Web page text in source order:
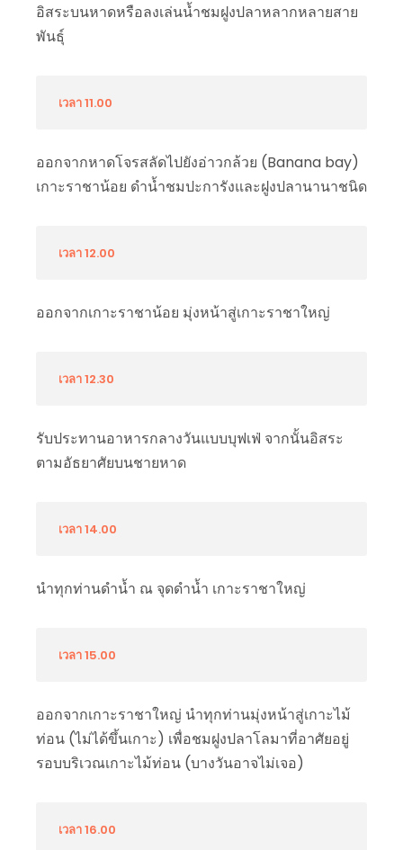
อิสระบนหาดหรือลงเล่นน้ำชมฝูงปลาหลากหลายสาย
พันธุ์
เวลา 11.00
ออกจากหาดโจรสลัดไปยังอ่าวกล้วย (Banana bay)
เกาะราชาน้อย ดำน้ำชมปะการังและฝูงปลานานาชนิด
เวลา 12.00
ออกจากเกาะราชาน้อย มุ่งหน้าสู่เกาะราชาใหญ่
เวลา 12.30
รับประทานอาหารกลางวันแบบบุฟเฟ่ จากนั้นอิสระ
ตามอัธยาศัยบนชายหาด
เวลา 14.00
นำทุกท่านดำน้ำ ณ จุดดำน้ำ เกาะราชาใหญ่
เวลา 15.00
ออกจากเกาะราชาใหญ่ นำทุกท่านมุ่งหน้าสู่เกาะไม้
ท่อน (ไม่ได้ขึ้นเกาะ) เพื่อชมฝูงปลาโลมาที่อาศัยอยู่
รอบบริเวณเกาะไม้ท่อน (บางวันอาจไม่เจอ)
เวลา 16.00